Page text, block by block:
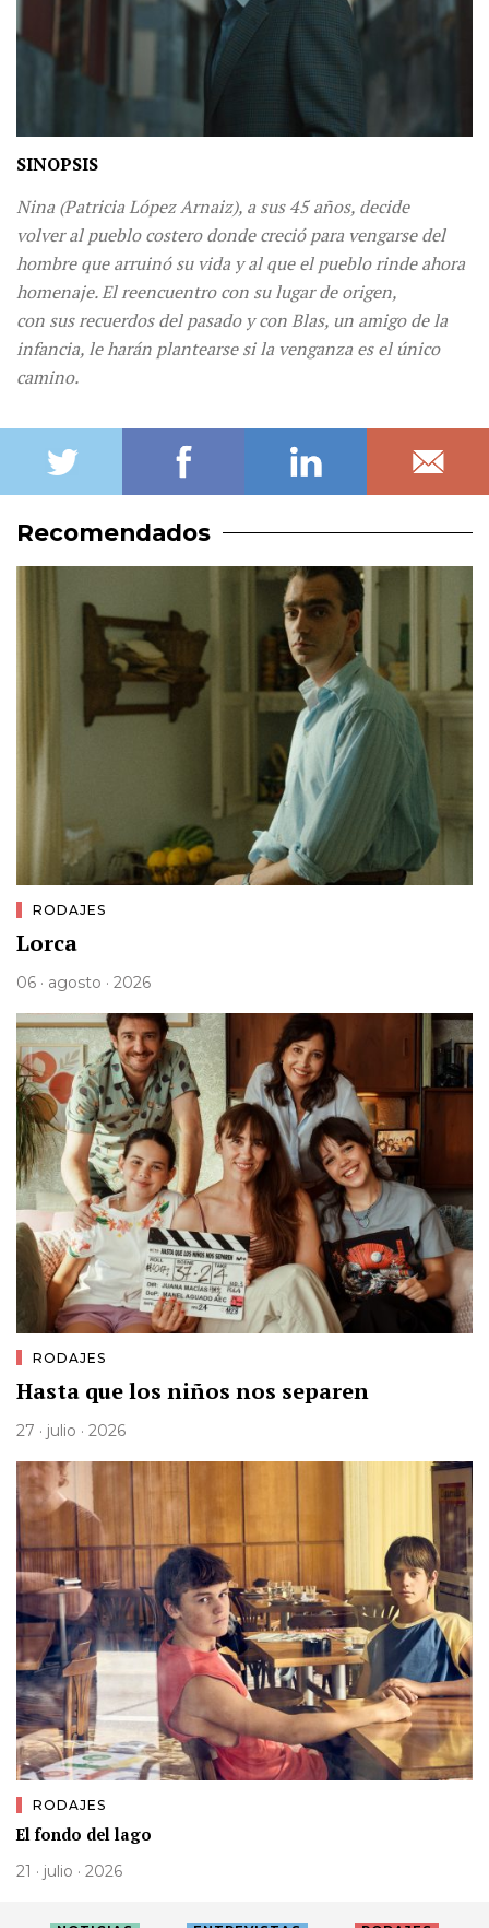
SINOPSIS
Nina (Patricia López Arnaiz), a sus 45 años, decide
volver al pueblo costero donde creció para vengarse del
hombre que arruinó su vida y al que el pueblo rinde ahora
homenaje. El reencuentro con su lugar de origen,
con sus recuerdos del pasado y con Blas, un amigo de la
infancia, le harán plantearse si la venganza es el único
camino.
Recomendados
RODAJES
Lorca
06 · agosto · 2026
RODAJES
Hasta que los niños nos separen
27 · julio · 2026
RODAJES
El fondo del lago
21 · julio · 2026